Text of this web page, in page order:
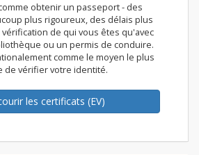
obtenir un passeport - des
plus rigoureux, des délais plus
de qui vous êtes qu'avec
ou un permis de conduire.
comme le moyen le plus
de vérifier votre identité.
les certificats (EV)